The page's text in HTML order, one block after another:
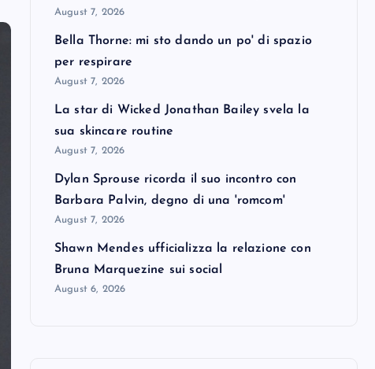
August 7, 2026
Bella Thorne: mi sto dando un po' di spazio
per respirare
August 7, 2026
La star di Wicked Jonathan Bailey svela la
sua skincare routine
August 7, 2026
Dylan Sprouse ricorda il suo incontro con
Barbara Palvin, degno di una 'romcom'
August 7, 2026
Shawn Mendes ufficializza la relazione con
Bruna Marquezine sui social
August 6, 2026